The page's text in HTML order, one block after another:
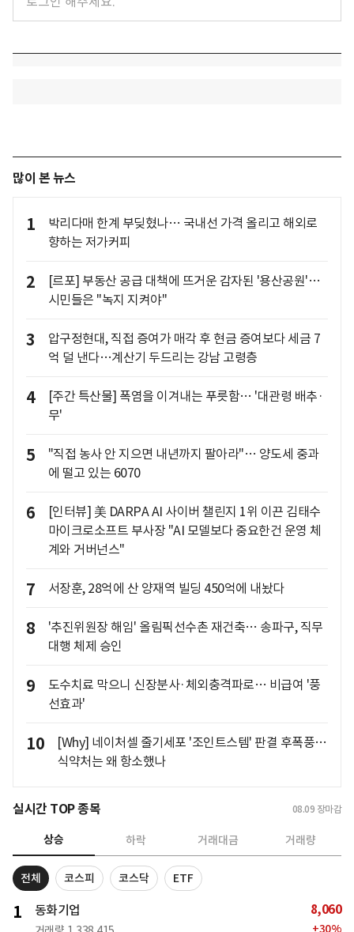
많이 본 뉴스
1
박리다매 한계 부딪혔나… 국내선 가격 올리고 해외로
향하는 저가커피
2
[르포] 부동산 공급 대책에 뜨거운 감자된 '용산공원'…
시민들은 "녹지 지켜야"
3
압구정현대, 직접 증여가 매각 후 현금 증여보다 세금 7
억 덜 낸다…계산기 두드리는 강남 고령층
4
[주간 특산물] 폭염을 이겨내는 푸릇함… '대관령 배추·
무'
5
"직접 농사 안 지으면 내년까지 팔아라"… 양도세 중과
에 떨고 있는 6070
6
[인터뷰] 美 DARPA AI 사이버 챌린지 1위 이끈 김태수
마이크로소프트 부사장 "AI 모델보다 중요한건 운영 체
계와 거버넌스"
7 서장훈, 28억에 산 양재역 빌딩 450억에 내놨다
8
'추진위원장 해임' 올림픽선수촌 재건축… 송파구, 직무
대행 체제 승인
9
도수치료 막으니 신장분사·체외충격파로… 비급여 '풍
선효과'
10
[Why] 네이처셀 줄기세포 '조인트스템' 판결 후폭풍…
식약처는 왜 항소했나
실시간 TOP 종목 08.09 장마감
상승 하락 거래대금 거래량
전체 코스피 코스닥 ETF
1 동화기업 8,060
+30%